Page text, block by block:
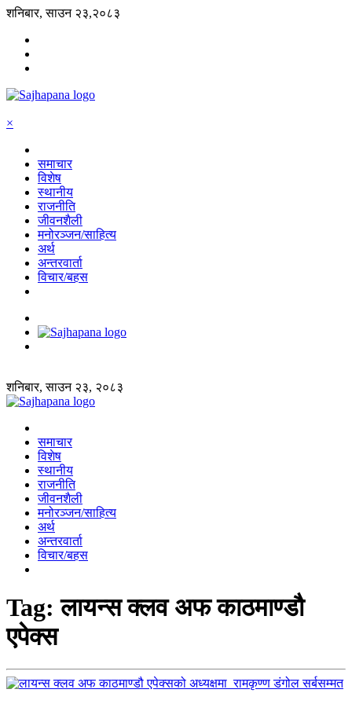
शनिबार, साउन २३,२०८३
×
समाचार
विशेष
स्थानीय
राजनीति
जीवनशैली
मनोरञ्जन/साहित्य
अर्थ
अन्तरवार्ता
विचार/बहस
शनिबार, साउन २३, २०८३
समाचार
विशेष
स्थानीय
राजनीति
जीवनशैली
मनोरञ्जन/साहित्य
अर्थ
अन्तरवार्ता
विचार/बहस
Tag:लायन्स क्लव अफ काठमाण्डौ
एपेक्स